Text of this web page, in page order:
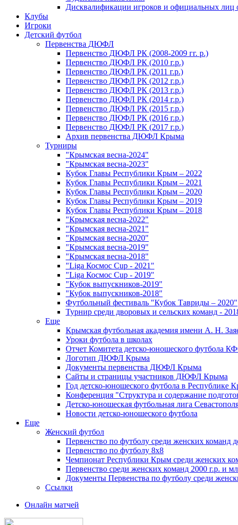
Дисквалификации игроков и официальных лиц
Клубы
Игроки
Детский футбол
Первенства ДЮФЛ
Первенство ДЮФЛ РК (2008-2009 гг. р.)
Первенство ДЮФЛ РК (2010 г.р.)
Первенство ДЮФЛ РК (2011 г.р.)
Первенство ДЮФЛ РК (2012 г.р.)
Первенство ДЮФЛ РК (2013 г.р.)
Первенство ДЮФЛ РК (2014 г.р.)
Первенство ДЮФЛ РК (2015 г.р.)
Первенство ДЮФЛ РК (2016 г.р.)
Первенство ДЮФЛ РК (2017 г.р.)
Архив первенства ДЮФЛ Крыма
Турниры
"Крымская весна-2024"
"Крымская весна-2023"
Кубок Главы Республики Крым – 2022
Кубок Главы Республики Крым – 2021
Кубок Главы Республики Крым – 2020
Кубок Главы Республики Крым – 2019
Кубок Главы Республики Крым – 2018
"Крымская весна-2022"
"Крымская весна-2021"
"Крымская весна-2020"
"Крымская весна-2019"
"Крымская весна-2018"
"Liga Космос Cup - 2021"
"Liga Космос Cup - 2019"
"Кубок выпускников-2019"
"Кубок выпускников-2018"
Футбольный фестиваль "Кубок Тавриды – 2020"
Турнир среди дворовых и сельских команд -
Еще
Крымская футбольная академия имени А. Н.
Уроки футбола в школах
Отчет Комитета детско-юношеского футбола
Логотип ДЮФЛ Крыма
Документы первенства ДЮФЛ Крыма
Сайты и страницы участников ДЮФЛ Крыма
Год детско-юношеского футбола в Республике
Конференция "Структура и содержание
Детско-юношеская футбольная лига
Новости детско-юношеского футбола
Еще
Женский футбол
Первенство по футболу среди женских команд
Первенство по футболу 8х8
Чемпионат Республики Крым среди женских
Первенство среди женских команд 2000 г.р. и
Документы Первенства по футболу среди
Ссылки
Онлайн матчей